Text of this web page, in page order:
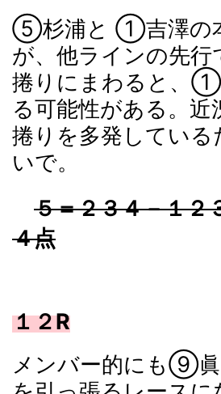
⑤杉浦と ①吉澤の
が、他ラインの先
捲りにまわると、
る可能性がある。
捲りを多発している
いで。
５＝２３４－１
４点
１２R
メンバー的にも⑨